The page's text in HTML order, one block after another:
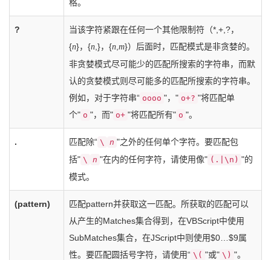
格。
?
当该字符紧跟在任何一个其他限制符（*,+,?，
{n}，{n ,}，{n m}）后面时，匹配模式是非贪婪的。
非贪婪模式尽可能少的匹配所搜索的字符串，而默
认的贪婪模式则尽可能多的匹配所搜索的字符串。
例如，对于字符串“ oooo "，" o+? "将匹配单
个" o "，而" o+ "将匹配所有" o "。
. 匹配除“ \ n "之外的任何单个字符。要匹配包
括" \ n "在内的任何字符，请使用像" (.|\n) "的
模式。
(pattern)
匹配pattern并获取这一匹配。所获取的匹配可以
从产生的Matches集合得到，在VBScript中使用
SubMatches集合，在JScript中则使用$0…$9属
性。要匹配圆括号字符，请使用“ \( "或" \) "。